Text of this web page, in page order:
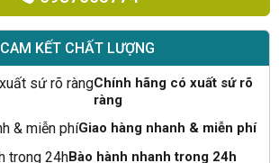
CAM KẾT CHẤT LƯỢNG
Chính hãng có xuất sứ rõ
ràng
Giao hàng nhanh & miễn phí
Bào hành nhanh trong 24h